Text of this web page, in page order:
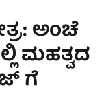
ಅಂಚೆ
ಮಹತ್ವದ
ಗೆ